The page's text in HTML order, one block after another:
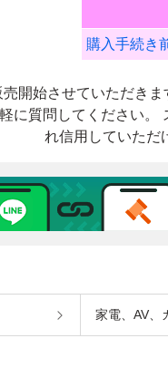
家電、AV、